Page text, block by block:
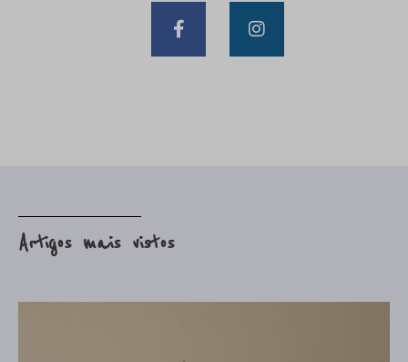
Artigos mais vistos